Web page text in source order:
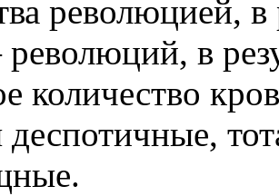
революцией, в
в
количество